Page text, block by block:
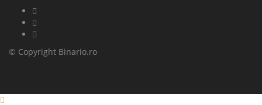
© Copyright Binario.ro